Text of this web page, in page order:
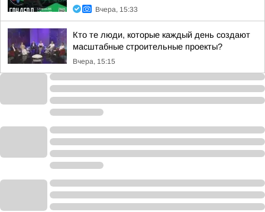
Вчера, 15:33
Кто те люди, которые каждый день создают
масштабные строительные проекты?
Вчера, 15:15